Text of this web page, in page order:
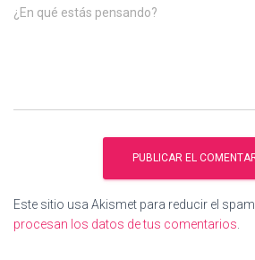
¿En qué estás pensando?
Este sitio usa Akismet para reducir el spam.
procesan los datos de tus comentarios